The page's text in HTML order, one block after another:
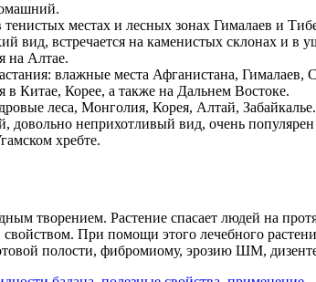
местах и лесных зонах Гималаев и
вид, встречается на каменистых склонах и в
на Алтае.
влажные места Афганистана, Гималаев,
Китае, Корее, а также на Дальнем Востоке.
леса, Монголия, Корея, Алтай, Забайкалье.
неприхотливый вид, очень
хребте.
творением. Растение спасает людей на
При помощи этого лечебного
полости, фибромиому, эрозию ШМ,